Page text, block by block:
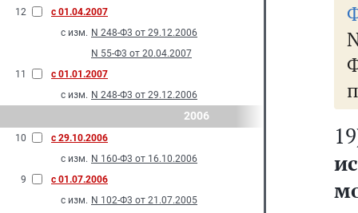
12
с 01.04.2007
с изм. N 248-Ф3 от 29.12.2006
N 55-Ф3 от 20.04.2007
11
с 01.01.2007
с изм. N 248-Ф3 от 29.12.2006
2006
10
с 29.10.2006
с изм. N 160-Ф3 от 16.10.2006
9
с 01.07.2006
с изм. N 102-Ф3 от 21.07.2005